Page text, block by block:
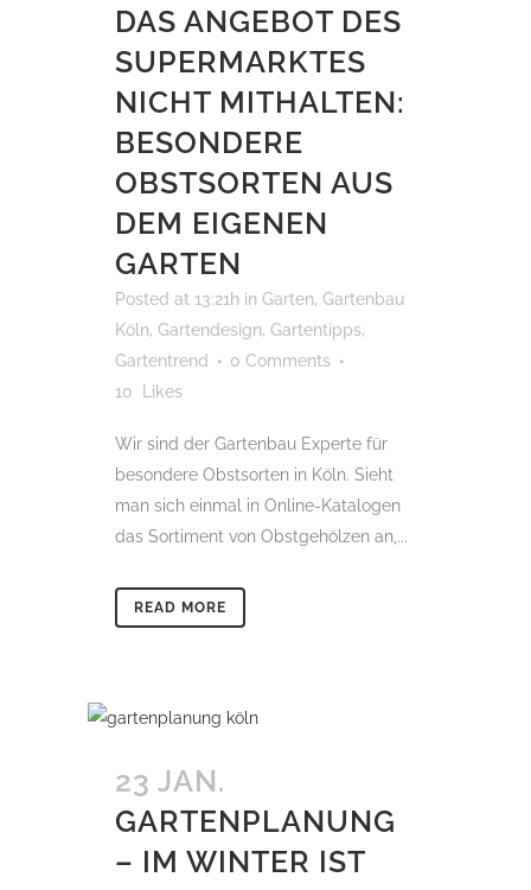
DAS ANGEBOT DES
SUPERMARKTES
NICHT MITHALTEN:
BESONDERE
OBSTSORTEN AUS
DEM EIGENEN
GARTEN
Posted at 13:21h in Garten, Gartenbau
Köln, Gartendesign, Gartentipps,
Gartentrend
0 Comments
10
Likes
Wir sind der Gartenbau Experte für
besondere Obstsorten in Köln. Sieht
man sich einmal in Online-Katalogen
das Sortiment von Obstgehölzen an,...
READ MORE
23 JAN.
GARTENPLANUNG
– IM WINTER IST